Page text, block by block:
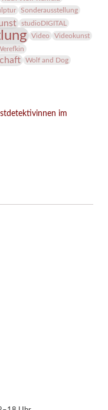
Sonderausstellung
studioDIGITAL
Video
Videokunst
Wolf and Dog
im